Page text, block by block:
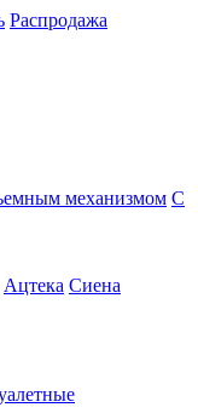
Распродажа
механизмом С
Ацтека Сиена